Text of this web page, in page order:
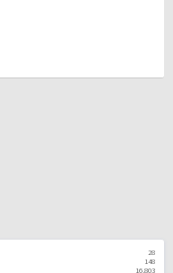
28
148
16,803